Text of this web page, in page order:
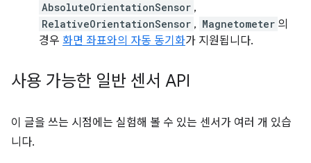
AbsoluteOrientationSensor ,
RelativeOrientationSensor , Magnetometer 의
경우 화면 좌표와의 자동 동기화가 지원됩니다.
사용 가능한 일반 센서 API
이 글을 쓰는 시점에는 실험해 볼 수 있는 센서가 여러 개 있습
니다.